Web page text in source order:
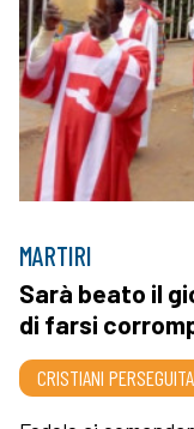
MARTIRI
Sarà beato il
di farsi
CRISTIANI